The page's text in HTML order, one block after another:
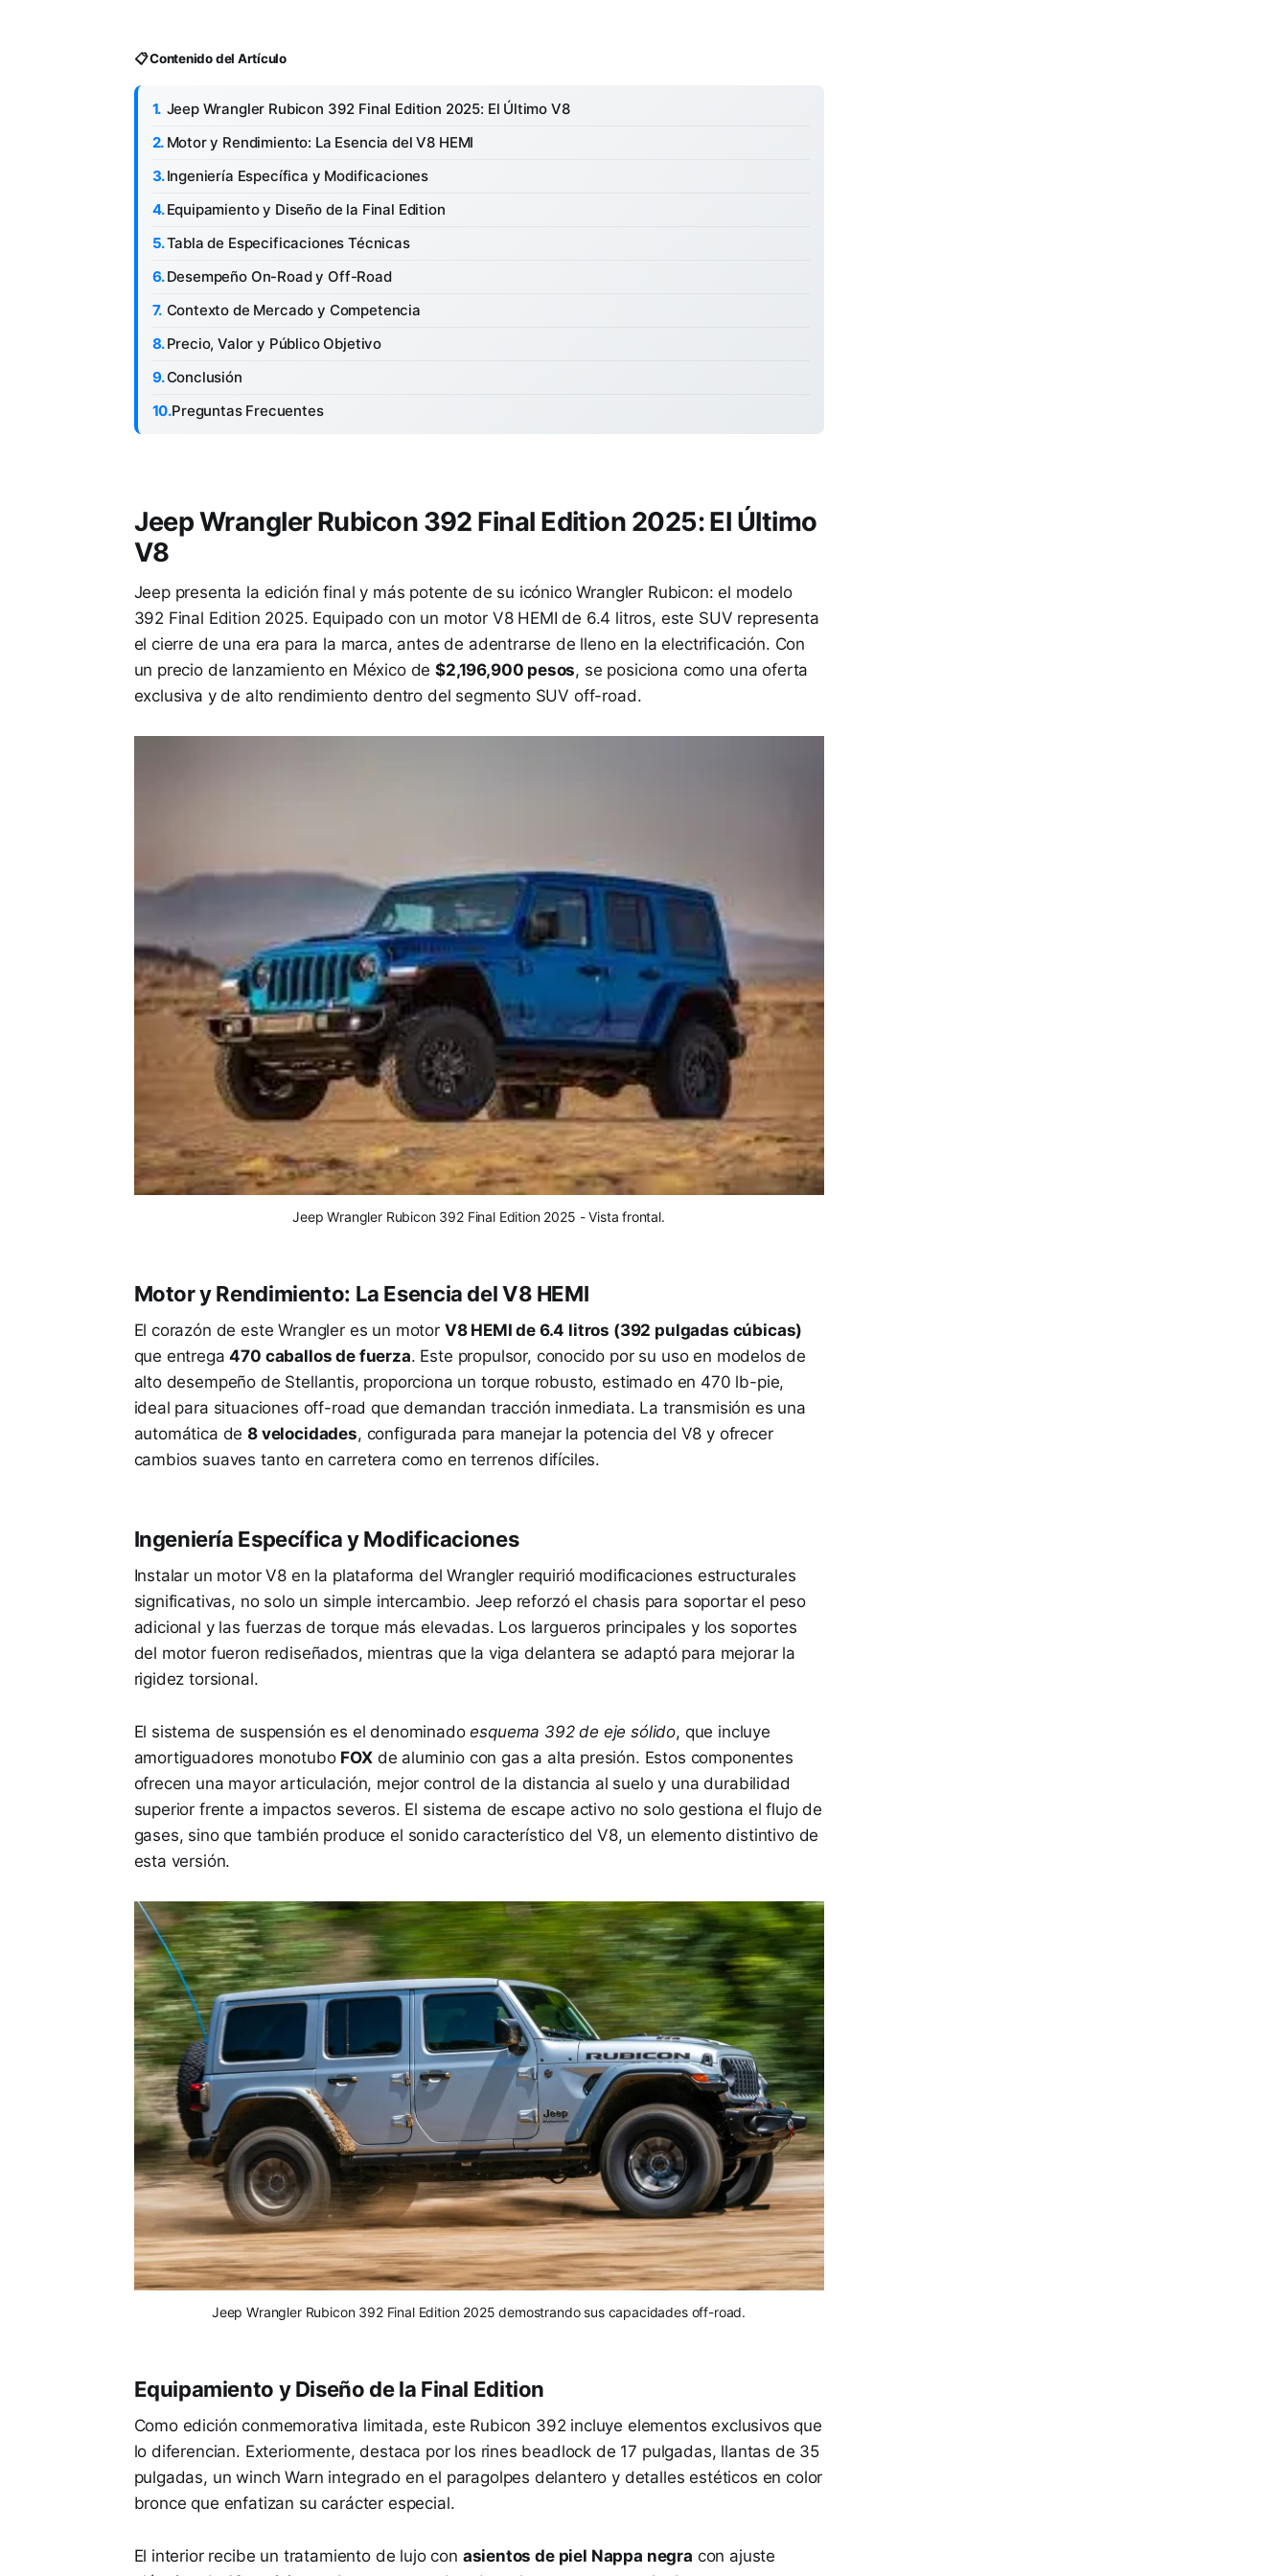
📋 Contenido del Artículo
Jeep Wrangler Rubicon 392 Final Edition 2025: El Último V8
Motor y Rendimiento: La Esencia del V8 HEMI
Ingeniería Específica y Modificaciones
Equipamiento y Diseño de la Final Edition
Tabla de Especificaciones Técnicas
Desempeño On-Road y Off-Road
Contexto de Mercado y Competencia
Precio, Valor y Público Objetivo
Conclusión
Preguntas Frecuentes
Jeep Wrangler Rubicon 392 Final Edition 2025: El Último
V8
Jeep presenta la edición final y más potente de su icónico Wrangler Rubicon: el modelo
392 Final Edition 2025. Equipado con un motor V8 HEMI de 6.4 litros, este SUV representa
el cierre de una era para la marca, antes de adentrarse de lleno en la electrificación. Con
un precio de lanzamiento en México de$2,196,900 pesos, se posiciona como una oferta
exclusiva y de alto rendimiento dentro del segmento SUV off-road.
Jeep Wrangler Rubicon 392 Final Edition 2025 - Vista frontal.
Motor y Rendimiento: La Esencia del V8 HEMI
El corazón de este Wrangler es un motor V8 HEMI de 6.4 litros (392 pulgadas cúbicas)
que entrega470 caballos de fuerza. Este propulsor, conocido por su uso en modelos de
alto desempeño de Stellantis, proporciona un torque robusto, estimado en 470 lb-pie,
ideal para situaciones off-road que demandan tracción inmediata. La transmisión es una
automática de8 velocidades, configurada para manejar la potencia del V8 y ofrecer
cambios suaves tanto en carretera como en terrenos difíciles.
Ingeniería Específica y Modificaciones
Instalar un motor V8 en la plataforma del Wrangler requirió modificaciones estructurales
significativas, no solo un simple intercambio. Jeep reforzó el chasis para soportar el peso
adicional y las fuerzas de torque más elevadas. Los largueros principales y los soportes
del motor fueron rediseñados, mientras que la viga delantera se adaptó para mejorar la
rigidez torsional.
El sistema de suspensión es el denominadoesquema 392 de eje sólido, que incluye
amortiguadores monotubo FOXde aluminio con gas a alta presión. Estos componentes
ofrecen una mayor articulación, mejor control de la distancia al suelo y una durabilidad
superior frente a impactos severos. El sistema de escape activo no solo gestiona el flujo de
gases, sino que también produce el sonido característico del V8, un elemento distintivo de
esta versión.
Jeep Wrangler Rubicon 392 Final Edition 2025 demostrando sus capacidades off-road.
Equipamiento y Diseño de la Final Edition
Como edición conmemorativa limitada, este Rubicon 392 incluye elementos exclusivos que
lo diferencian. Exteriormente, destaca por los rines beadlock de 17 pulgadas, llantas de 35
pulgadas, un winch Warn integrado en el paragolpes delantero y detalles estéticos en color
bronce que enfatizan su carácter especial.
El interior recibe un tratamiento de lujo con asientos de piel Nappa negra con ajuste